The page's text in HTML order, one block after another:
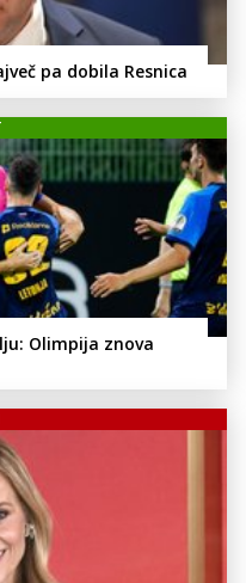
pa dobila Resnica
Olimpija znova